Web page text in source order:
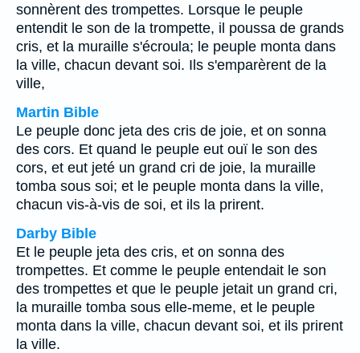
sonnèrent des trompettes. Lorsque le peuple
entendit le son de la trompette, il poussa de grands
cris, et la muraille s'écroula; le peuple monta dans
la ville, chacun devant soi. Ils s'emparèrent de la
ville,
Martin Bible
Le peuple donc jeta des cris de joie, et on sonna
des cors. Et quand le peuple eut ouï le son des
cors, et eut jeté un grand cri de joie, la muraille
tomba sous soi; et le peuple monta dans la ville,
chacun vis-à-vis de soi, et ils la prirent.
Darby Bible
Et le peuple jeta des cris, et on sonna des
trompettes. Et comme le peuple entendait le son
des trompettes et que le peuple jetait un grand cri,
la muraille tomba sous elle-meme, et le peuple
monta dans la ville, chacun devant soi, et ils prirent
la ville.